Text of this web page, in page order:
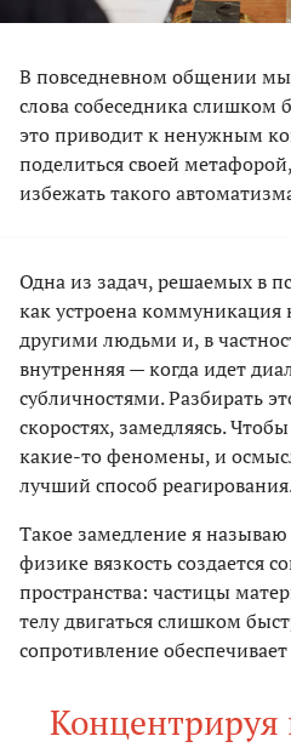
В повседневном общении мы
слова собеседника слишком
это приводит к ненужным
поделиться своей
избежать такого
Одна из задач, решаемых в
как устроена коммуникация
другими людьми и, в
внутренняя — когда идет
субличностями. Разбирать
скоростях, замедляясь.
какие-то феномены, и
лучший способ
Такое замедление я называю
физике вязкость создается
пространства: частицы
телу двигаться слишком
сопротивление